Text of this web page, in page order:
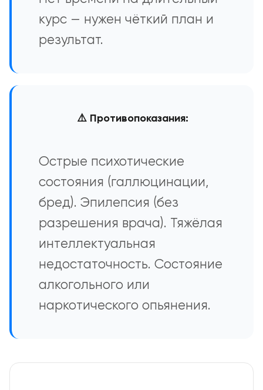
курс — нужен чёткий план и
результат.
⚠️ Противопоказания:
Острые психотические
состояния (галлюцинации,
бред). Эпилепсия (без
разрешения врача). Тяжёлая
интеллектуальная
недостаточность. Состояние
алкогольного или
наркотического опьянения.